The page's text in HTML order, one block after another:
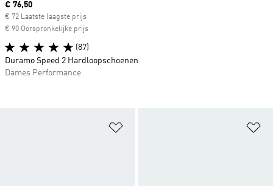
Current price
€ 76,50
€ 72 Laatste laagste prijs
€ 90 Oorspronkelijke prijs
(87)
Duramo Speed 2 Hardloopschoenen
Dames Performance